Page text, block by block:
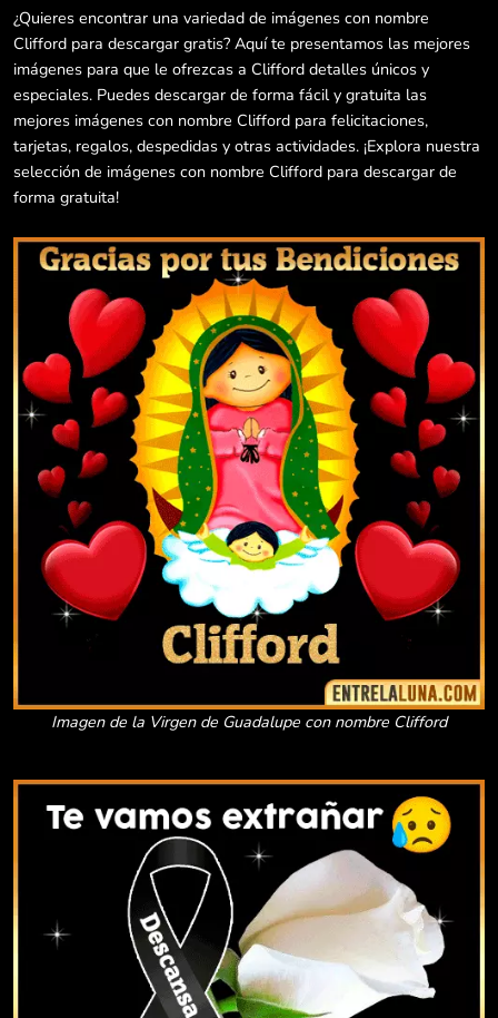
¿Quieres encontrar una variedad de imágenes con nombre
Clifford para descargar gratis? Aquí te presentamos las mejores
imágenes para que le ofrezcas a Clifford detalles únicos y
especiales. Puedes descargar de forma fácil y gratuita las
mejores imágenes con nombre Clifford para felicitaciones,
tarjetas, regalos, despedidas y otras actividades. ¡Explora nuestra
selección de imágenes con nombre Clifford para descargar de
forma gratuita!
Imagen de la Virgen de Guadalupe con nombre Clifford